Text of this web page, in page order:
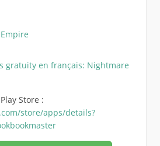
gratuity en français: Nightmare
Store :
store/apps/details?